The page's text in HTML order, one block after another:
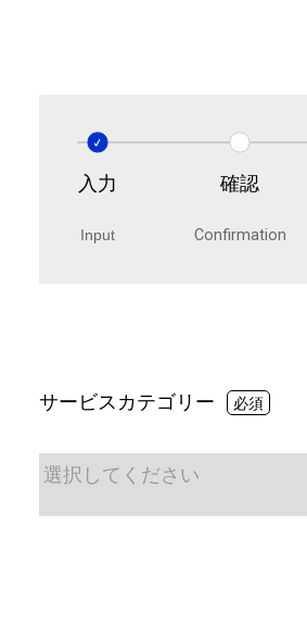
入力
Input
確認
Confirmation
サービスカテゴリー